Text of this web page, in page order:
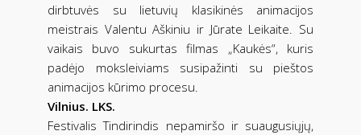
dirbtuvės su lietuvių klasikinės animacijos
meistrais Valentu Aškiniu ir Jūrate Leikaite. Su
vaikais buvo sukurtas filmas „Kaukės“, kuris
padėjo moksleiviams susipažinti su pieštos
animacijos kūrimo procesu.
Vilnius. LKS.
Festivalis Tindirindis nepamiršo ir suaugusiųjų,